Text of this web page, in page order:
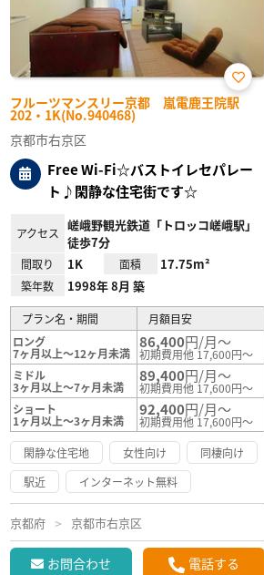
フルーツマンスリー京都 嵐電鹿王院駅
202・1K(No.940468)
お気
に入
京都市右京区
Free Wi-Fi☆バストイレセパレー
ト♪閑静な住宅街です☆
アクセス
嵯峨野観光鉄道「トロッコ嵯峨駅」
徒歩7分
間取り 1K 面積 17.75m²
築年数 1998年 8月 築
プラン名・期間
月額目安
ロング
7ヶ月以上～12ヶ月未満
86,400円/月～
初期費用他 17,600円～
ミドル
3ヶ月以上～7ヶ月未満
89,400円/月～
初期費用他 17,600円～
ショート
1ヶ月以上～3ヶ月未満
92,400円/月～
初期費用他 17,600円～
閑静な住宅地
女性向け
同棲向け
駅近
インターネット無料
京都府 京都市右京区
お問合わせ 電話する